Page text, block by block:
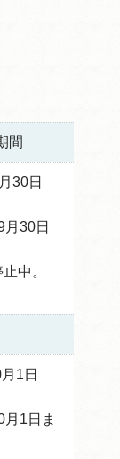
間
30日
30日
中。
1日
1日ま